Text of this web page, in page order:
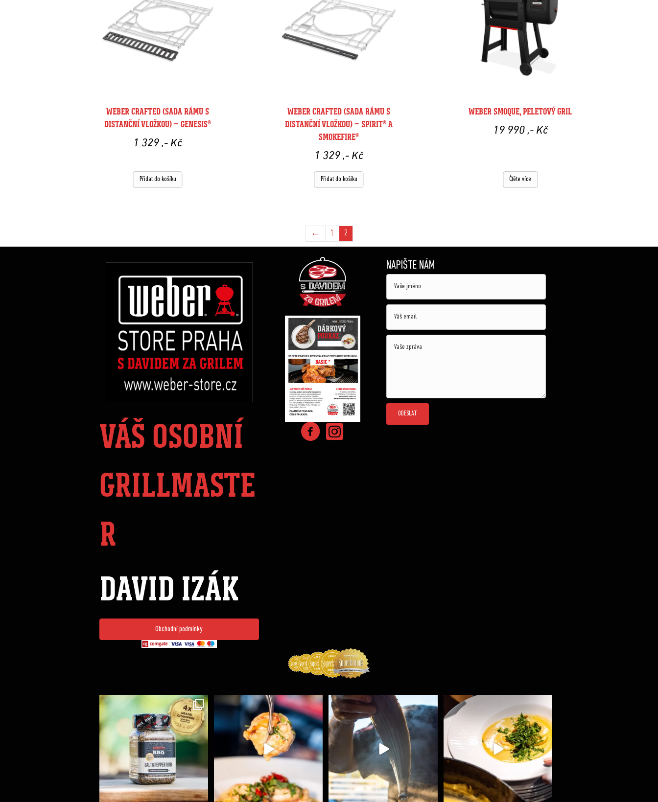
WEBER CRAFTED (SADA RÁMU S
DISTANČNÍ VLOŽKOU) – GENESIS®
1 329,- Kč
Přidat do košíku
WEBER CRAFTED (SADA RÁMU S
DISTANČNÍ VLOŽKOU) – SPIRIT® A
SMOKEFIRE®
1 329,- Kč
Přidat do košíku
WEBER SMOQUE, PELETOVÝ GRIL
19 990 ,- Kč
Čtěte více
← 1 2
VÁŠ OSOBNÍ
GRILLMASTE
R
DAVID IZÁK
Obchodní podmínky
NAPIŠTE NÁM
ODESLAT
Koření Suncity – autentická BBQ chuť u vás doma!...
1 0
Spoustu podobných triků, které vám usnadní nejenom ...
9 0
Ryba na grilu je opravdu rychlá, a stejně tak Všechny fámozní recepty, které znáte z našich
0